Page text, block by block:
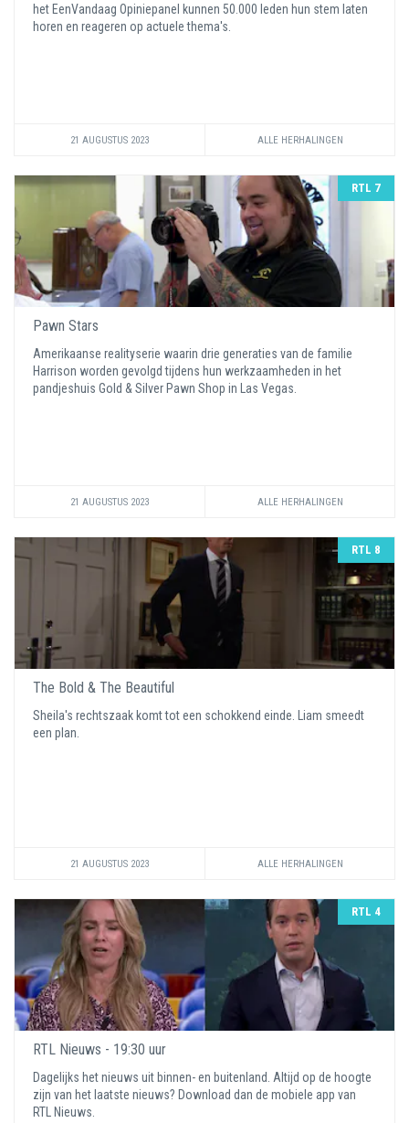
het EenVandaag Opiniepanel kunnen 50.000 leden hun stem laten
horen en reageren op actuele thema's.
21 AUGUSTUS 2023 ALLE HERHALINGEN
RTL 7
Pawn Stars
Amerikaanse realityserie waarin drie generaties van de familie
Harrison worden gevolgd tijdens hun werkzaamheden in het
pandjeshuis Gold & Silver Pawn Shop in Las Vegas.
21 AUGUSTUS 2023 ALLE HERHALINGEN
RTL 8
The Bold & The Beautiful
Sheila's rechtszaak komt tot een schokkend einde. Liam smeedt
een plan.
21 AUGUSTUS 2023 ALLE HERHALINGEN
RTL 4
RTL Nieuws - 19:30 uur
Dagelijks het nieuws uit binnen- en buitenland. Altijd op de hoogte
zijn van het laatste nieuws? Download dan de mobiele app van
RTL Nieuws.